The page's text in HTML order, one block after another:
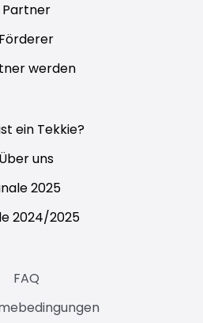
Partner
Förderer
werden
ein Tekkie?
Über uns
2025
2024/2025
FAQ